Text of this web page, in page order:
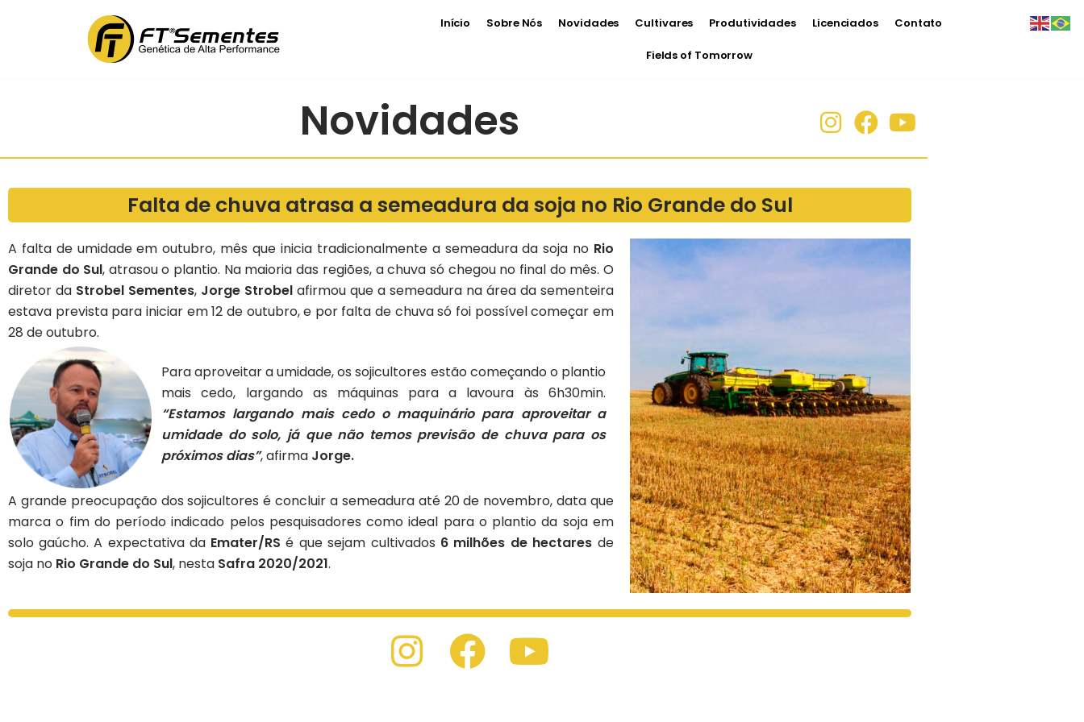
Início Sobre Nós Novidades Cultivares Produtividades Licenciados Contato
Fields of Tomorrow
Novidades
Falta de chuva atrasa a semeadura da soja no Rio Grande do Sul
A falta de umidade em outubro, mês que inicia tradicionalmente a semeadura da soja no Rio
Grande do Sul, atrasou o plantio. Na maioria das regiões, a chuva só chegou no final do mês. O
diretor da Strobel Sementes, Jorge Strobel afirmou que a semeadura na área da sementeira
estava prevista para iniciar em 12 de outubro, e por falta de chuva só foi possível começar em
28 de outubro.
Para aproveitar a umidade, os sojicultores estão começando o plantio
mais cedo, largando as máquinas para a lavoura às 6h30min.
“Estamos largando mais cedo o maquinário para aproveitar a
umidade do solo, já que não temos previsão de chuva para os
próximos dias”, afirma Jorge.
A grande preocupação dos sojicultores é concluir a semeadura até 20 de novembro, data que
marca o fim do período indicado pelos pesquisadores como ideal para o plantio da soja em
solo gaúcho. A expectativa da Emater/RS é que sejam cultivados 6 milhões de hectares de
soja no Rio Grande do Sul, nesta Safra 2020/2021.